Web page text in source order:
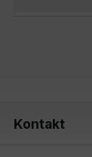
Kontakt